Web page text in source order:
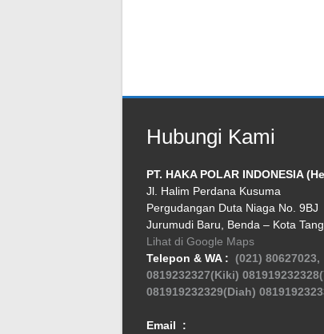
Hubungi Kami
PT. HAKA POLAR INDONESIA
Jl. Halim Perdana Kusuma
Pergudangan Duta Niaga No. 9BJ
Jurumudi Baru, Benda – Kota
Lihat di Google Maps
Telepon & WA : (021) 80627023,
0819232327(Kiki)
081919232329(Diah)
Email :